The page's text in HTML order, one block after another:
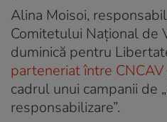
Alina Moisoi,
Comitetului Național de
duminică pentru
parteneriat între
cadrul unui campanii de
responsabilizare”.